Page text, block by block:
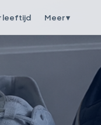
leeftijd Meer ▾